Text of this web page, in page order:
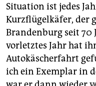
Situation ist jedes
Kurzflügelkäfer, der
Brandenburg seit 70
vorletztes Jahr hat
Autokäscherfahrt
ich ein Exemplar in